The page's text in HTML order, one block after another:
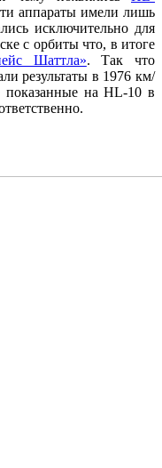
аппараты имели лишь
исключительно для
с орбиты что, в итоге
Шаттла». Так что
результаты в 1976 км/
на HL-10 в